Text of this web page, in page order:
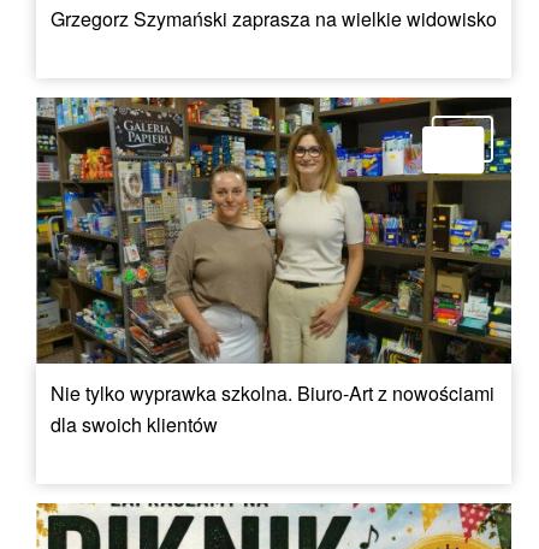
Grzegorz Szymański zaprasza na wielkie widowisko
Nie tylko wyprawka szkolna. Biuro-Art z nowościami
dla swoich klientów